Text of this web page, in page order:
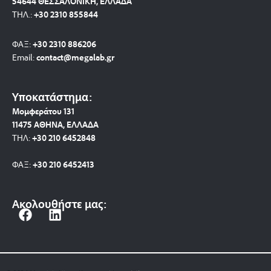
ΤΗΛ.:+30 2310 855844
ΦΑΞ:+30 2310 886206
Email:contact@megalab.gr
Υποκατάστημα:
Μομφεράτου 131
11475 ΑΘΗΝΑ, ΕΛΛΑΔΑ
ΤΗΛ:+30 210 6452848
ΦΑΞ:+30 210 6452413
Ακολουθήστε μας:
F
e
L
k